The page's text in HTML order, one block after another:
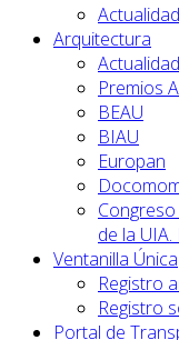
Arquitectura
Premios
BEAU
BIAU
Europan
de la
Ventanilla Única
Registro
Registro
Portal de